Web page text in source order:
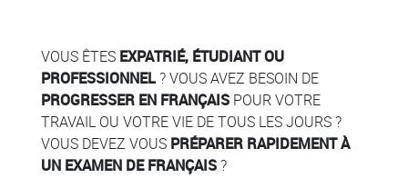
Colonne
VOUS ÊTES EXPATRIÉ, ÉTUDIANT OU
PROFESSIONNEL? VOUS AVEZ BESOIN DE
PROGRESSER EN FRANÇAIS POUR VOTRE
TRAVAIL OU VOTRE VIE DE TOUS LES JOURS ?
VOUS DEVEZ VOUS PRÉPARER RAPIDEMENT À
UN EXAMEN DE FRANÇAIS?